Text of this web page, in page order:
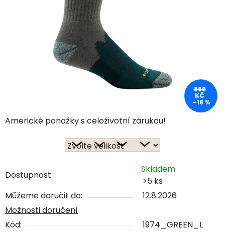
Americké ponožky s celoživotní zárukou!
Dostupnost
Skladem
>5 ks
Můžeme doručit do:
12.8.2026
Možnosti doručení
Kód:
1974_GREEN_L
869
KČ
–18 %